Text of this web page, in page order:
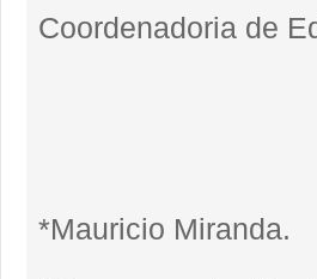
Coordenadoria de
*Mauricio Miranda.